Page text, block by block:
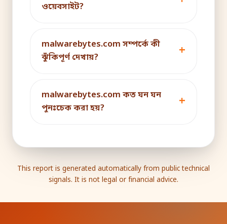
ওয়েবসাইট?
malwarebytes.com সম্পর্কে কী
ঝুঁকিপূর্ণ দেখায়?
malwarebytes.com কত ঘন ঘন
পুনঃচেক করা হয়?
This report is generated automatically from public technical
signals. It is not legal or financial advice.